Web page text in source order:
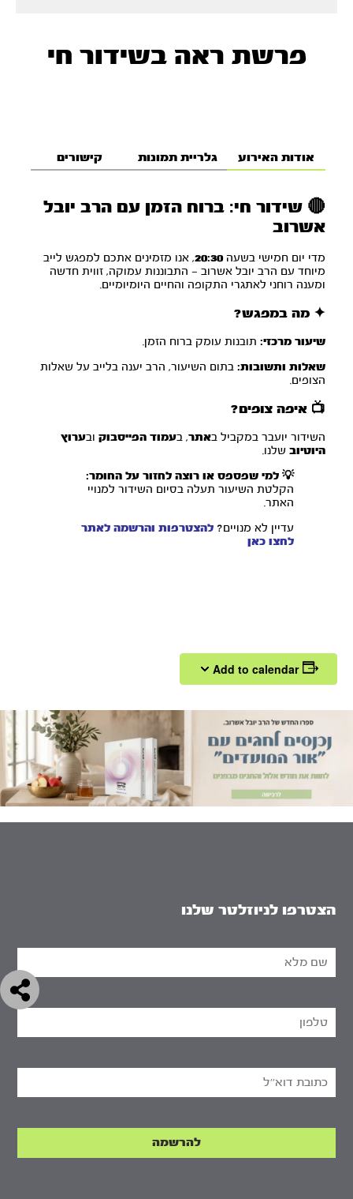
פרשת ראה בשידור חי
אודות האירוע גלריית תמונות קישורים
🔴 שידור חי: ברוח הזמן עם הרב יובל
אשרוב
מדי יום חמישי בשעה 20:30, אנו מזמינים אתכם למפגש לייב
מיוחד עם הרב יובל אשרוב — התבוננות עמוקה, זווית חדשה
ומענה רוחני לאתגרי התקופה והחיים היומיומיים.
✦ מה במפגש?
שיעור מרכזי: תובנות עומק ברוח הזמן.
שאלות ותשובות: בתום השיעור, הרב יענה בלייב על שאלות
הצופים.
📺 איפה צופים?
השידור יועבר במקביל באתר, בעמוד הפייסבוק ובערוץ
היוטיוב שלנו.
💡 למי שפספס או רוצה לחזור על החומר:
הקלטת השיעור תעלה בסיום השידור למנויי
האתר.
עדיין לא מנויים? להצטרפות והרשמה לאתר
לחצו כאן
Add to calendar
הצטרפו לניוזלטר שלנו